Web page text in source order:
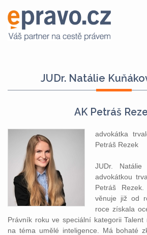
JUDr. Natálie
AK Petráš
advokátka
Petráš Rezek
JUDr.
advokátkou
Petráš
věnuje již od
roce získala
Právník roku ve speciální kategorii
na téma umělé inteligence. Má bohaté